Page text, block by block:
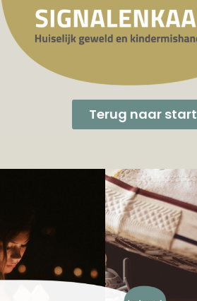
Terug naar start